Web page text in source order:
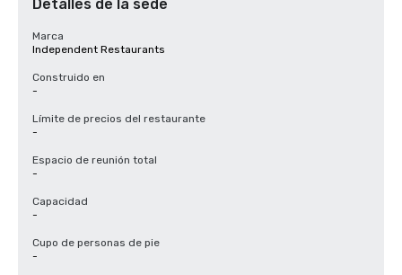
Detalles de la sede
Marca
Independent Restaurants
Construido en
-
Límite de precios del restaurante
-
Espacio de reunión total
-
Capacidad
-
Cupo de personas de pie
-